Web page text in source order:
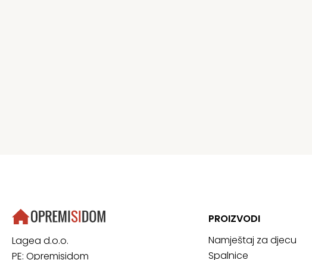
Lagea d.o.o.
PE: Opremisidom
PROIZVODI
Namještaj za djecu
Spalnice